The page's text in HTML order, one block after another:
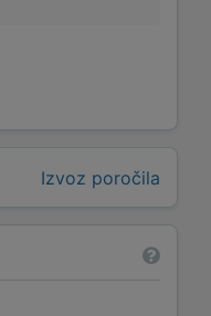
Izvoz poročila